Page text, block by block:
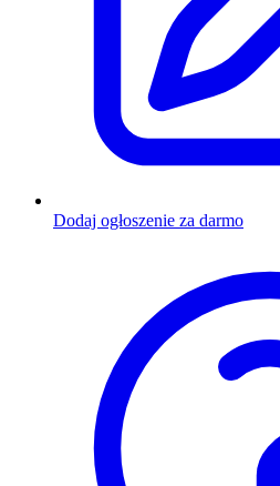
Dodaj ogłoszenie za darmo